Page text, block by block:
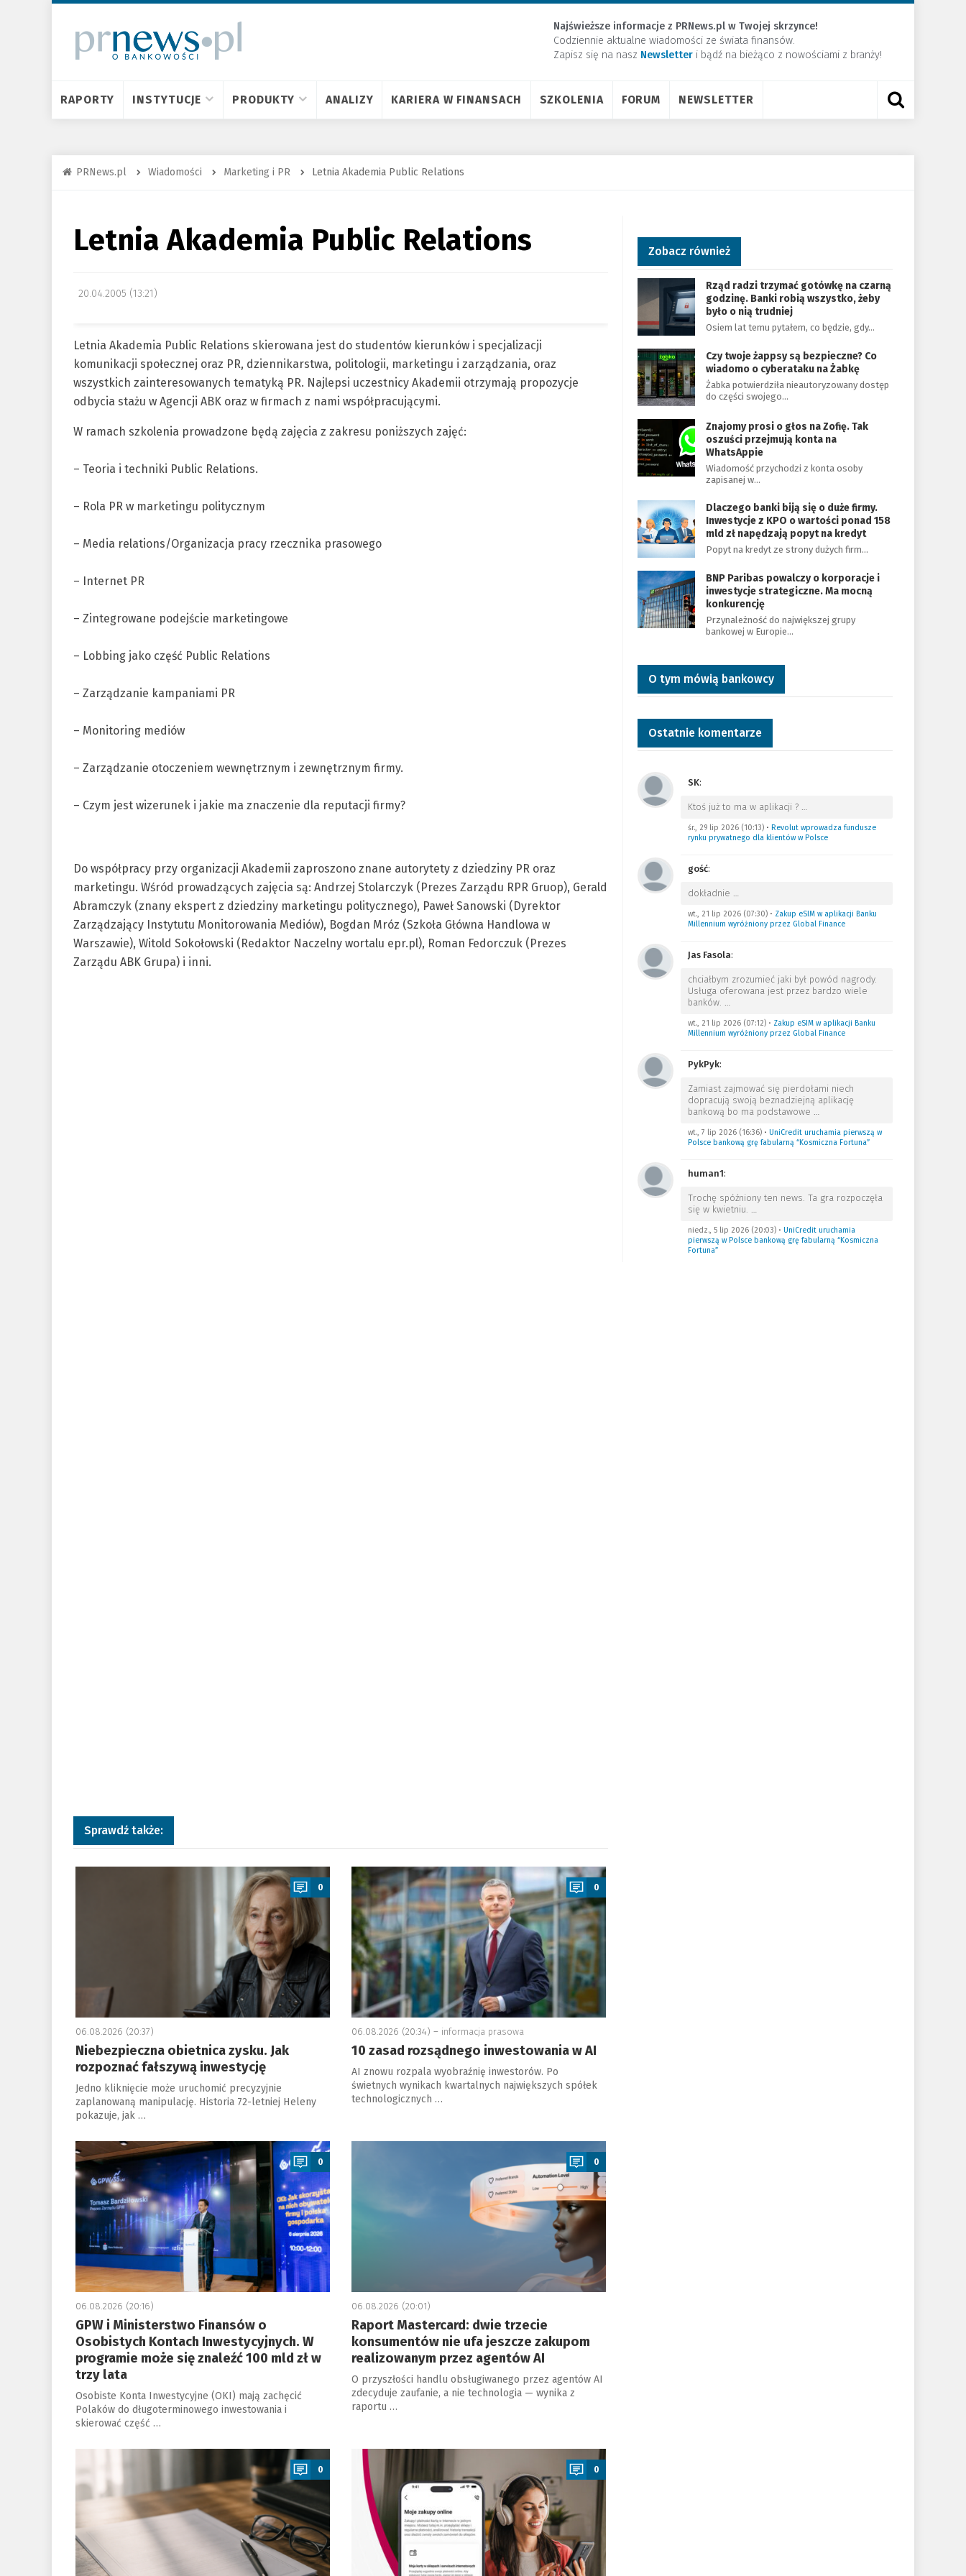
Najświeższe informacje z PRNews.pl w Twojej skrzynce!
Codziennie aktualne wiadomości ze świata finansów.
Zapisz się na nasz Newsletter ​i bądź na bieżąco z nowościami z branży!
RAPORTY INSTYTUCJE PRODUKTY ANALIZY KARIERA W FINANSACH SZKOLENIA FORUM NEWSLETTER
PRNews.pl Wiadomości Marketing i PR Letnia Akademia Public Relations
Letnia Akademia Public Relations
20.04.2005 (13:21)
Letnia Akademia Public Relations skierowana jest do studentów kierunków i specjalizacji
komunikacji społecznej oraz PR, dziennikarstwa, politologii, marketingu i zarządzania, oraz
wszystkich zainteresowanych tematyką PR. Najlepsi uczestnicy Akademii otrzymają propozycje
odbycia stażu w Agencji ABK oraz w firmach z nami współpracującymi.
W ramach szkolenia prowadzone będą zajęcia z zakresu poniższych zajęć:
– Teoria i techniki Public Relations.
– Rola PR w marketingu politycznym
– Media relations/Organizacja pracy rzecznika prasowego
– Internet PR
– Zintegrowane podejście marketingowe
– Lobbing jako część Public Relations
– Zarządzanie kampaniami PR
– Monitoring mediów
– Zarządzanie otoczeniem wewnętrznym i zewnętrznym firmy.
– Czym jest wizerunek i jakie ma znaczenie dla reputacji firmy?
Do współpracy przy organizacji Akademii zaproszono znane autorytety z dziedziny PR oraz
marketingu. Wśród prowadzących zajęcia są: Andrzej Stolarczyk (Prezes Zarządu RPR Gruop), Gerald
Abramczyk (znany ekspert z dziedziny marketingu politycznego), Paweł Sanowski (Dyrektor
Zarządzający Instytutu Monitorowania Mediów), Bogdan Mróz (Szkoła Główna Handlowa w
Warszawie), Witold Sokołowski (Redaktor Naczelny wortalu epr.pl), Roman Fedorczuk (Prezes
Zarządu ABK Grupa) i inni.
Sprawdź także:
a
0
06.08.2026 (20:37)
Niebezpieczna obietnica zysku. Jak
rozpoznać fałszywą inwestycję
Jedno kliknięcie może uruchomić precyzyjnie
zaplanowaną manipulację. Historia 72-letniej Heleny
pokazuje, jak …
a
0
06.08.2026 (20:34) – informacja prasowa
10 zasad rozsądnego inwestowania w AI
AI znowu rozpala wyobraźnię inwestorów. Po
świetnych wynikach kwartalnych największych spółek
technologicznych …
a
0
06.08.2026 (20:16)
GPW i Ministerstwo Finansów o
Osobistych Kontach Inwestycyjnych. W
programie może się znaleźć 100 mld zł w
trzy lata
Osobiste Konta Inwestycyjne (OKI) mają zachęcić
Polaków do długoterminowego inwestowania i
skierować część …
a
0
06.08.2026 (20:01)
Raport Mastercard: dwie trzecie
konsumentów nie ufa jeszcze zakupom
realizowanym przez agentów AI
O przyszłości handlu obsługiwanego przez agentów AI
zdecyduje zaufanie, a nie technologia — wynika z
raportu …
a
0 0
Zobacz również
Rząd radzi trzymać gotówkę na czarną
godzinę. Banki robią wszystko, żeby
było o nią trudniej
Osiem lat temu pytałem, co będzie, gdy…
Czy twoje żappsy są bezpieczne? Co
wiadomo o cyberataku na Żabkę
Żabka potwierdziła nieautoryzowany dostęp
do części swojego…
Znajomy prosi o głos na Zofię. Tak
oszuści przejmują konta na
WhatsAppie
Wiadomość przychodzi z konta osoby
zapisanej w…
Dlaczego banki biją się o duże firmy.
Inwestycje z KPO o wartości ponad 158
mld zł napędzają popyt na kredyt
Popyt na kredyt ze strony dużych firm…
BNP Paribas powalczy o korporacje i
inwestycje strategiczne. Ma mocną
konkurencję
Przynależność do największej grupy
bankowej w Europie…
O tym mówią bankowcy
Ostatnie komentarze
SK:
Ktoś już to ma w aplikacji ? …
śr., 29 lip 2026 (10:13)• Revolut wprowadza fundusze
rynku prywatnego dla klientów w Polsce
gość:
dokładnie …
wt., 21 lip 2026 (07:30)• Zakup eSIM w aplikacji Banku
Millennium wyróżniony przez Global Finance
Jas Fasola:
chciałbym zrozumieć jaki był powód nagrody.
Usługa oferowana jest przez bardzo wiele
banków. …
wt., 21 lip 2026 (07:12)• Zakup eSIM w aplikacji Banku
Millennium wyróżniony przez Global Finance
PykPyk:
Zamiast zajmować się pierdołami niech
dopracują swoją beznadziejną aplikację
bankową bo ma podstawowe …
wt., 7 lip 2026 (16:36)• UniCredit uruchamia pierwszą w
Polsce bankową grę fabularną “Kosmiczna Fortuna”
human1:
Trochę spóźniony ten news. Ta gra rozpoczęła
się w kwietniu. …
niedz., 5 lip 2026 (20:03)• UniCredit uruchamia
pierwszą w Polsce bankową grę fabularną “Kosmiczna
Fortuna”